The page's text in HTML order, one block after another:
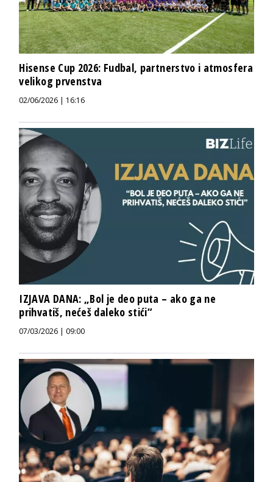
Hisense Cup 2026: Fudbal, partnerstvo i atmosfera
velikog prvenstva
02/06/2026 | 16:16
IZJAVA DANA: „Bol je deo puta – ako ga ne
prihvatiš, nećeš daleko stići“
07/03/2026 | 09:00